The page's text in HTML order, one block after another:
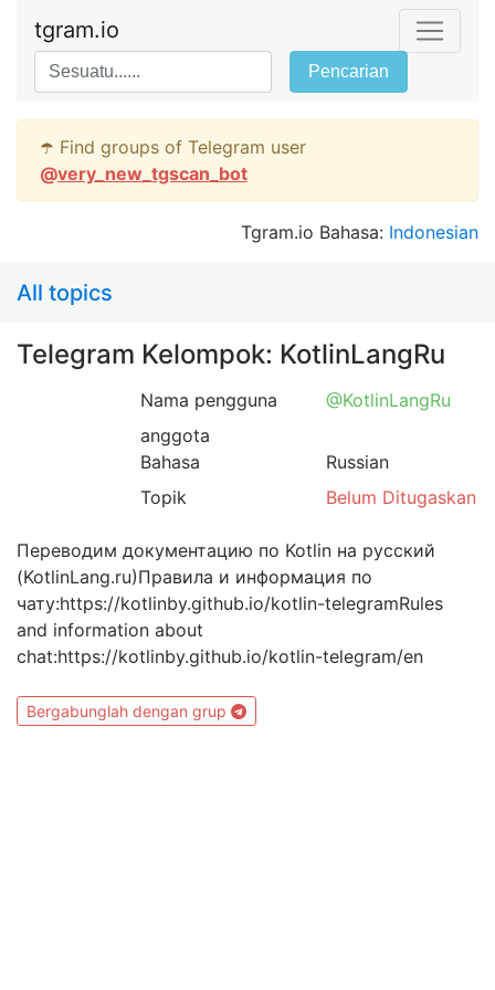
tgram.io
Pencarian
☂️ Find groups of Telegram user
@very_new_tgscan_bot
Tgram.io Bahasa: Indonesian
All topics
Telegram Kelompok: KotlinLangRu
Nama pengguna
@KotlinLangRu
anggota
Bahasa
Russian
Topik
Belum Ditugaskan
Переводим документацию по Kotlin на русский
(KotlinLang.ru)Правила и информация по
чату:https://kotlinby.github.io/kotlin-telegramRules
and information about
chat:https://kotlinby.github.io/kotlin-telegram/en
Bergabunglah dengan grup